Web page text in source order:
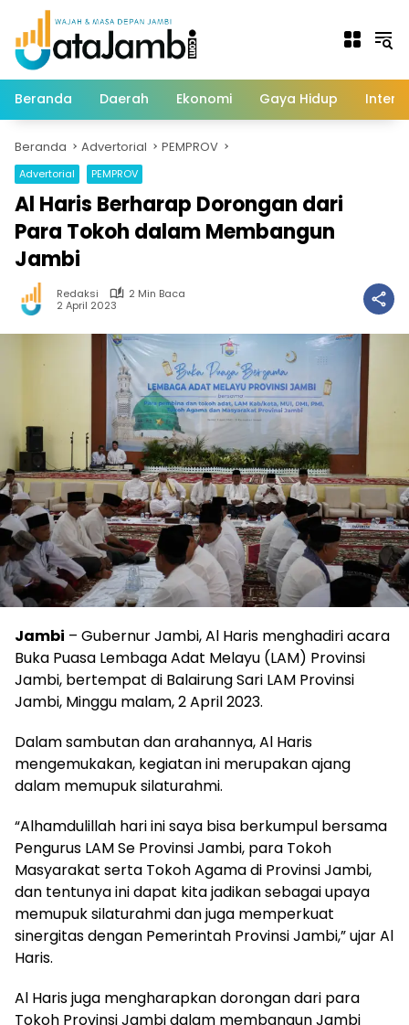
Langsung
konten
Beranda Daerah Ekonomi Gaya Hidup
Beranda Advertorial PEMPROV
Advertorial PEMPROV
Al Haris Berharap Dorongan dari
Para Tokoh dalam Membangun
Jambi
Redaksi
2 Min Baca
2 April 2023
Jambi – Gubernur Jambi, Al Haris menghadiri acara
Buka Puasa Lembaga Adat Melayu (LAM) Provinsi
Jambi, bertempat di Balairung Sari LAM Provinsi
Jambi, Minggu malam, 2 April 2023.
Dalam sambutan dan arahannya, Al Haris
mengemukakan, kegiatan ini merupakan ajang
dalam memupuk silaturahmi.
“Alhamdulillah hari ini saya bisa berkumpul bersama
Pengurus LAM Se Provinsi Jambi, para Tokoh
Masyarakat serta Tokoh Agama di Provinsi Jambi,
dan tentunya ini dapat kita jadikan sebagai upaya
memupuk silaturahmi dan juga memperkuat
sinergitas dengan Pemerintah Provinsi Jambi,” ujar Al
Haris.
Al Haris juga mengharapkan dorongan dari para
Tokoh Provinsi Jambi dalam membangun Jambi